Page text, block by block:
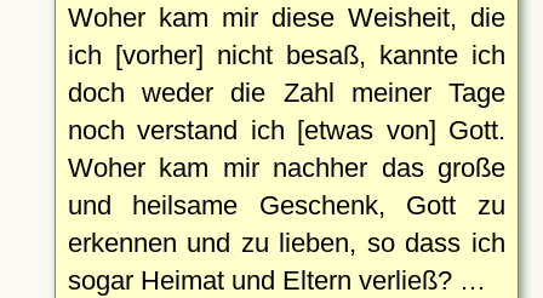
Woher kam mir diese Weisheit, die
ich [vorher] nicht besaß, kannte ich
doch weder die Zahl meiner Tage
noch verstand ich [etwas von] Gott.
Woher kam mir nachher das große
und heilsame Geschenk, Gott zu
erkennen und zu lieben, so dass ich
sogar Heimat und Eltern verließ? …